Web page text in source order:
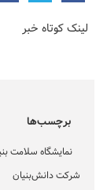
لینک کوتاه خبر
برچسب‌ها
نمایشگاه سلامت
شرکت دانش‌بنیان